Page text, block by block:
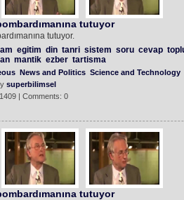
tutuyor
tutuyor.
egitim din tanri sistem soru cevap
mantik ezber tartisma
News and Politics Science and Technology
superbilimsel
| Comments: 0
tutuyor